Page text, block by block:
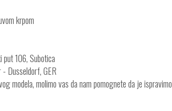
krpom
put 106, Subotica
Dusseldorf, GER
modela, molimo vas da nam pomognete da je ispravimo